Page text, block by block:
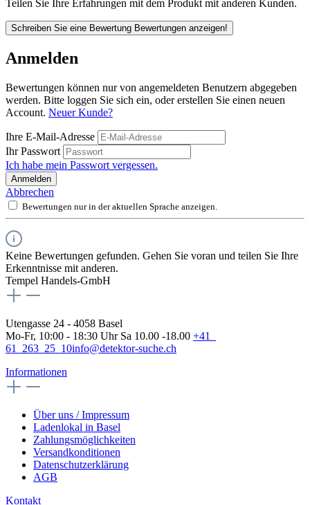
Teilen Sie Ihre Erfahrungen mit dem Produkt mit anderen Kunden.
Schreiben Sie eine Bewertung Bewertungen anzeigen!
Anmelden
Bewertungen können nur von angemeldeten Benutzern abgegeben
werden. Bitte loggen Sie sich ein, oder erstellen Sie einen neuen
Account. Neuer Kunde?
Ihre E-Mail-Adresse
Ihr Passwort
Ich habe mein Passwort vergessen.
Anmelden
Abbrechen
Bewertungen nur in der aktuellen Sprache anzeigen.
Keine Bewertungen gefunden. Gehen Sie voran und teilen Sie Ihre
Erkenntnisse mit anderen.
Tempel Handels-GmbH
Utengasse 24 - 4058 Basel
Mo-Fr, 10:00 - 18:30 Uhr Sa 10.00 -18.00 +41
61 263 25 10info@detektor-suche.ch
Informationen
Über uns / Impressum
Ladenlokal in Basel
Zahlungsmöglichkeiten
Versandkonditionen
Datenschutzerklärung
AGB
Kontakt